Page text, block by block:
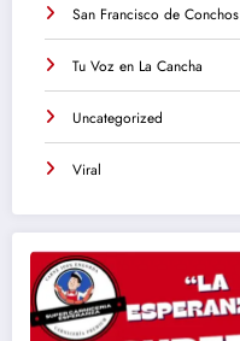
San Francisco de Conchos
Tu Voz en La Cancha
Uncategorized
Viral